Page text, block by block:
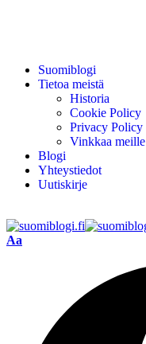
Suomiblogi
Tietoa meistä
Historia
Cookie Policy
Privacy Policy
Vinkkaa meille
Blogi
Yhteystiedot
Uutiskirje
Aa